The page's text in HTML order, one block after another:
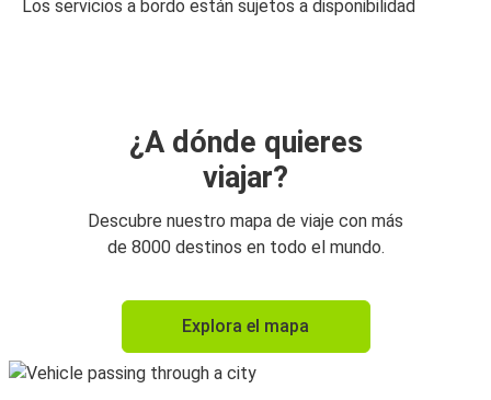
Los servicios a bordo están sujetos a disponibilidad
¿A dónde quieres
viajar?
Descubre nuestro mapa de viaje con más
de 8000 destinos en todo el mundo.
Explora el mapa